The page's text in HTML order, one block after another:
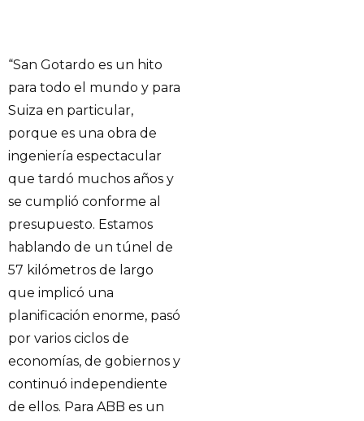
“San Gotardo es un hito
para todo el mundo y para
Suiza en particular,
porque es una obra de
ingeniería espectacular
que tardó muchos años y
se cumplió conforme al
presupuesto. Estamos
hablando de un túnel de
57 kilómetros de largo
que implicó una
planificación enorme, pasó
por varios ciclos de
economías, de gobiernos y
continuó independiente
de ellos. Para ABB es un